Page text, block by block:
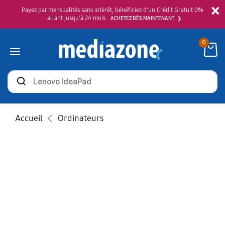
×
Payez par mensualités sans intérêt, bénéficiez d'un Crédit Gratuit 0%
allant jusqu'à 24 mois
ACHETEZ DÈS MAINTENANT
Rechercher
des
produits
0
Accueil Ordinateurs